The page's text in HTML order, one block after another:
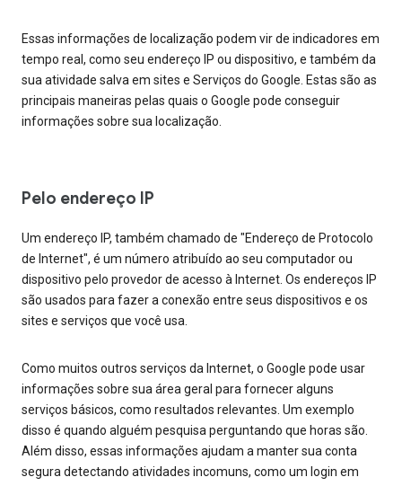
Essas informações de localização podem vir de indicadores em
tempo real, como seu endereço IP ou dispositivo, e também da
sua atividade salva em sites e Serviços do Google. Estas são as
principais maneiras pelas quais o Google pode conseguir
informações sobre sua localização.
Pelo endereço IP
Um endereço IP, também chamado de "Endereço de Protocolo
de Internet", é um número atribuído ao seu computador ou
dispositivo pelo provedor de acesso à Internet. Os endereços IP
são usados para fazer a conexão entre seus dispositivos e os
sites e serviços que você usa.
Como muitos outros serviços da Internet, o Google pode usar
informações sobre sua área geral para fornecer alguns
serviços básicos, como resultados relevantes. Um exemplo
disso é quando alguém pesquisa perguntando que horas são.
Além disso, essas informações ajudam a manter sua conta
segura detectando atividades incomuns, como um login em